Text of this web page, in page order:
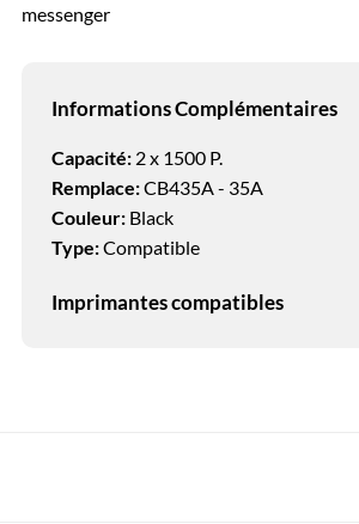
messenger
Informations Complémentaires
Capacité:2 x 1500 P.
Remplace:CB435A - 35A
Couleur: Black
Type:Compatible
Imprimantes compatibles